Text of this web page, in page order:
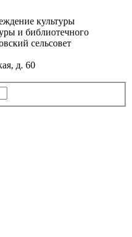
культуры
и библиотечного
сельсовет
д. 60